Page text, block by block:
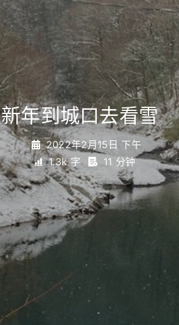
新年到城口去看雪_
2022年2月15日 下午
1.3k 字
11 分钟